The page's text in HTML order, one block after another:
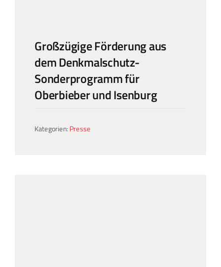
Großzügige Förderung aus
dem Denkmalschutz-
Sonderprogramm für
Oberbieber und Isenburg
Kategorien: Presse